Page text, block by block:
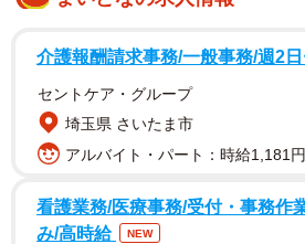
介護報酬請求事務/一般事務/週2
セントケア・グループ
埼玉県 さいたま市
アルバイト・パート：時給1,181
看護業務/医療事務/受付・事務作
み/高時給
NEW